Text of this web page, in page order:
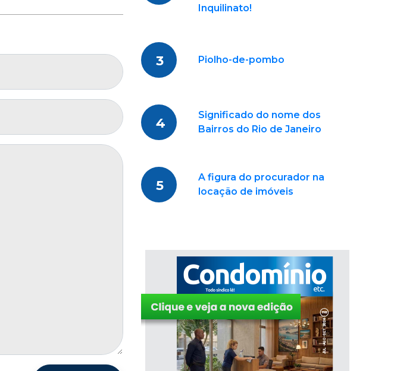
Inquilinato!
3 Piolho-de-pombo
4
Significado do nome dos
Bairros do Rio de Janeiro
5
A figura do procurador na
locação de imóveis